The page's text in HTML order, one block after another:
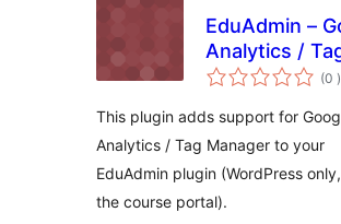
EduAdmin –
Analytics /
Manager
(0 )
This plugin adds support for
Analytics / Tag Manager to your
EduAdmin plugin (WordPress
the course portal).